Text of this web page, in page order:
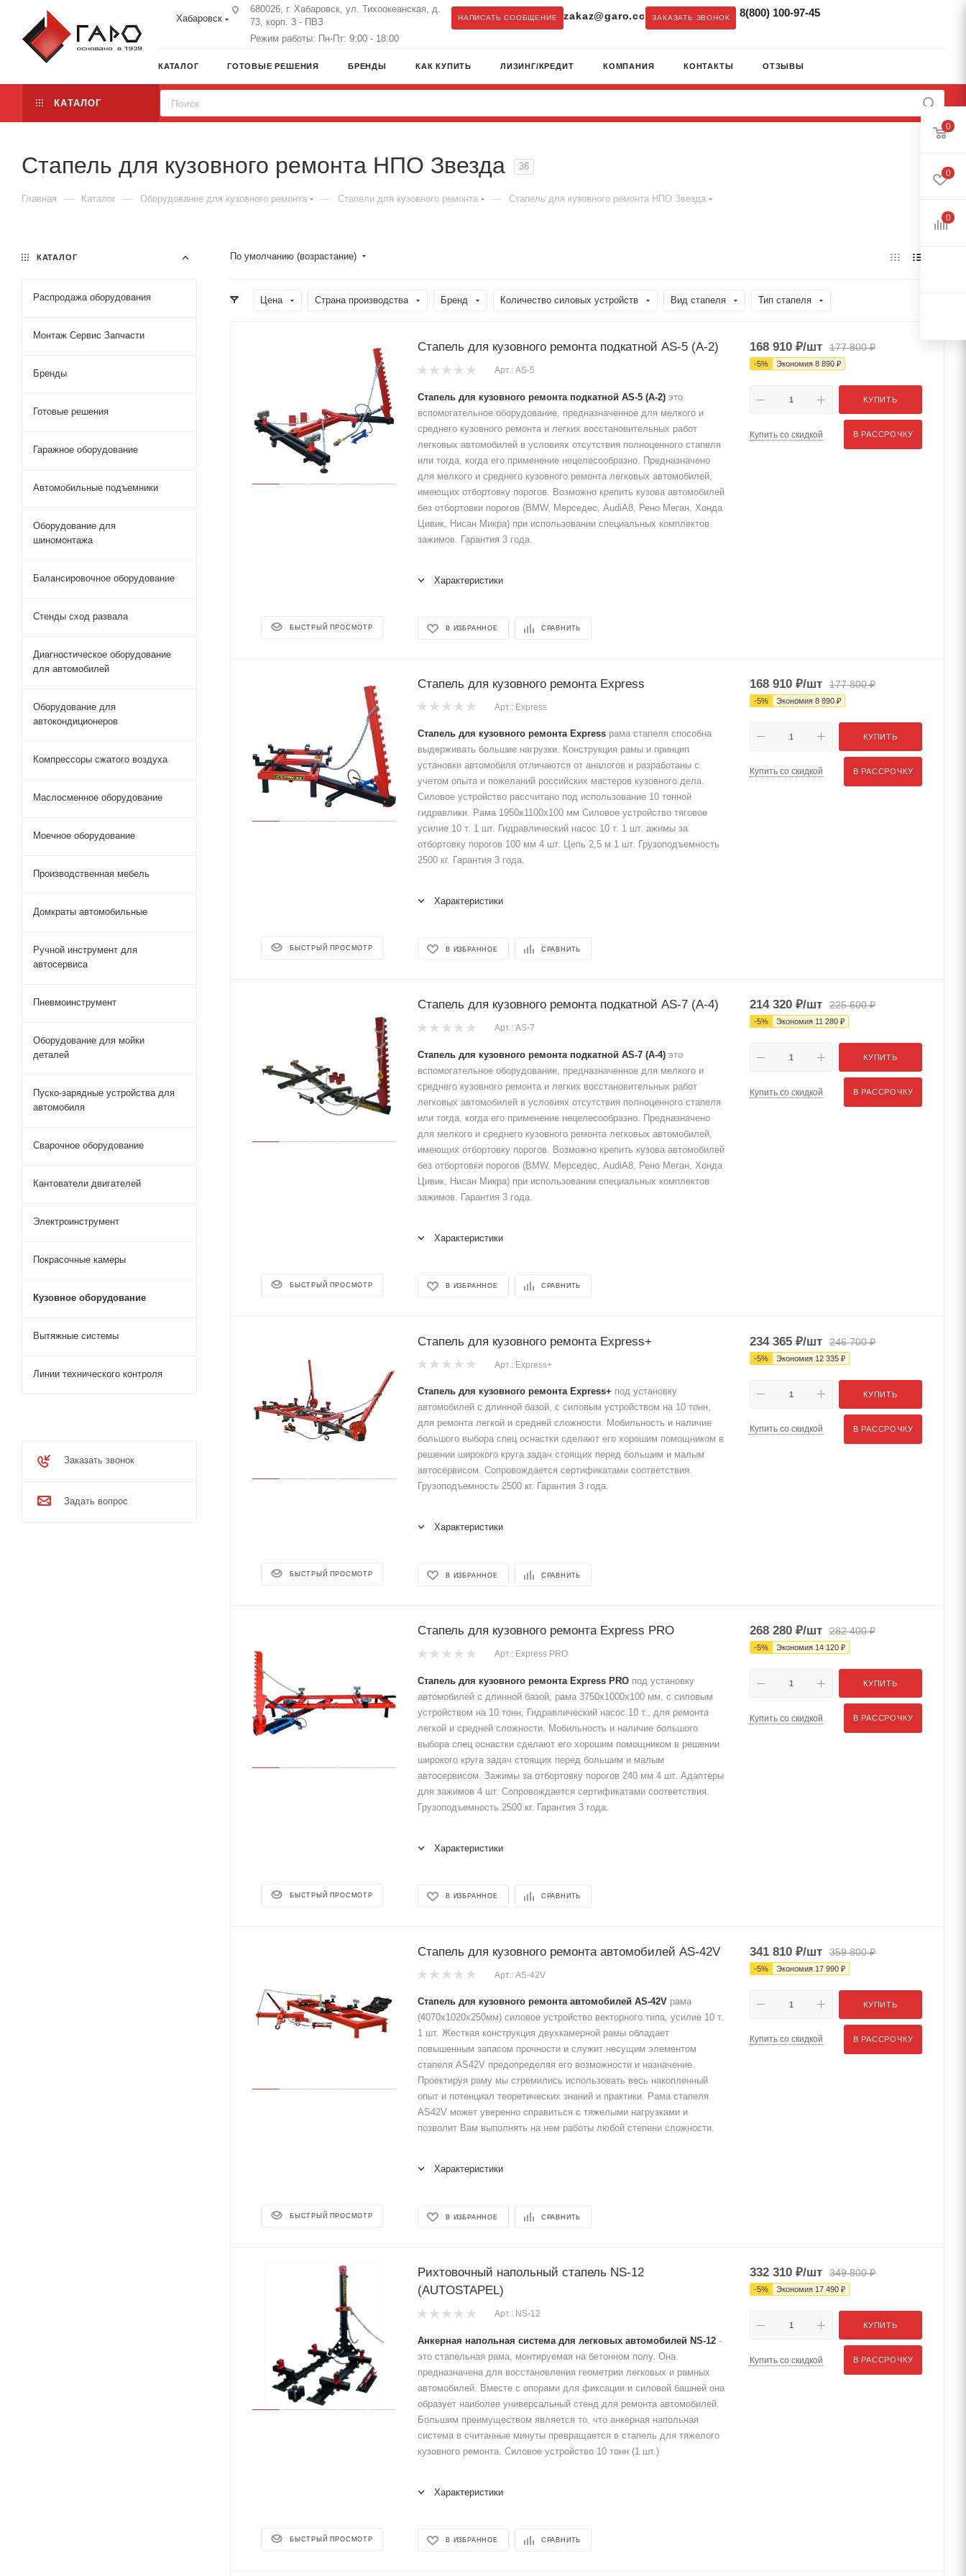
Хабаровск
680026, г. Хабаровск, ул. Тихоокеанская, д.
73, корп. 3 - ПВЗ
Режим работы: Пн-Пт: 9:00 - 18:00
НАПИСАТЬ СООБЩЕНИЕ zakaz@garo.cc ЗАКАЗАТЬ ЗВОНОК 8(800) 100-97-45
КАТАЛОГ ГОТОВЫЕ РЕШЕНИЯ БРЕНДЫ КАК КУПИТЬ ЛИЗИНГ/КРЕДИТ КОМПАНИЯ КОНТАКТЫ ОТЗЫВЫ
КАТАЛОГ
Стапель для кузовного ремонта НПО Звезда 36
Главная — Каталог — Оборудование для кузовного ремонта — Стапели для кузовного ремонта — Стапель для кузовного ремонта НПО Звезда
По умолчанию (возрастание)
Цена Страна производства Бренд Количество силовых устройств Вид стапеля Тип стапеля
БЫСТРЫЙ ПРОСМОТР
Стапель для кузовного ремонта подкатной AS-5 (А-2)
Арт.: AS-5
Стапель для кузовного ремонта подкатной АS-5 (А-2) это
вспомогательное оборудование, предназначенное для мелкого и
среднего кузовного ремонта и легких восстановительных работ
легковых автомобилей в условиях отсутствия полноценного стапеля
или тогда, когда его применение нецелесообразно. Предназначено
для мелкого и среднего кузовного ремонта легковых автомобилей,
имеющих отбортовку порогов. Возможно крепить кузова автомобилей
без отбортовки порогов (BMW, Мерседес, AudiA8, Рено Меган, Хонда
Цивик, Нисан Микра) при использовании специальных комплектов
зажимов. Гарантия 3 года.
Характеристики
В ИЗБРАННОЕ СРАВНИТЬ
168 910 ₽/шт 177 800₽
-5% Экономия 8 890 ₽
КУПИТЬ
Купить со скидкой В РАССРОЧКУ
БЫСТРЫЙ ПРОСМОТР
Стапель для кузовного ремонта Express
Арт.: Express
Стапель для кузовного ремонта Express рама стапеля способна
выдерживать большие нагрузки. Конструкция рамы и принцип
установки автомобиля отличаются от аналогов и разработаны с
учетом опыта и пожеланий российских мастеров кузовного дела.
Силовое устройство рассчитано под использование 10 тонной
гидравлики. Рама 1950х1100х100 мм Силовое устройство тяговое
усилие 10 т. 1 шт. Гидравлический насос 10 т. 1 шт. ажимы за
отбортовку порогов 100 мм 4 шт. Цепь 2,5 м 1 шт. Грузоподъемность
2500 кг. Гарантия 3 года.
Характеристики
В ИЗБРАННОЕ СРАВНИТЬ
168 910 ₽/шт 177 800₽
-5% Экономия 8 890 ₽
КУПИТЬ
Купить со скидкой В РАССРОЧКУ
БЫСТРЫЙ ПРОСМОТР
Стапель для кузовного ремонта подкатной AS-7 (А-4)
Арт.: AS-7
Стапель для кузовного ремонта подкатной АS-7 (А-4) это
вспомогательное оборудование, предназначенное для мелкого и
среднего кузовного ремонта и легких восстановительных работ
легковых автомобилей в условиях отсутствия полноценного стапеля
или тогда, когда его применение нецелесообразно. Предназначено
для мелкого и среднего кузовного ремонта легковых автомобилей,
имеющих отбортовку порогов. Возможно крепить кузова автомобилей
без отбортовки порогов (BMW, Мерседес, AudiA8, Рено Меган, Хонда
Цивик, Нисан Микра) при использовании специальных комплектов
зажимов. Гарантия 3 года.
Характеристики
В ИЗБРАННОЕ СРАВНИТЬ
214 320 ₽/шт 225 600₽
-5% Экономия 11 280 ₽
КУПИТЬ
Купить со скидкой В РАССРОЧКУ
БЫСТРЫЙ ПРОСМОТР
Стапель для кузовного ремонта Express+
Арт.: Express+
Стапель для кузовного ремонта Express+ под установку
автомобилей с длинной базой, с силовым устройством на 10 тонн,
для ремонта легкой и средней сложности. Мобильность и наличие
большого выбора спец оснастки сделают его хорошим помощником в
решении широкого круга задач стоящих перед большим и малым
автосервисом. Сопровождается сертификатами соответствия.
Грузоподъемность 2500 кг. Гарантия 3 года.
Характеристики
В ИЗБРАННОЕ СРАВНИТЬ
234 365 ₽/шт 246 700₽
-5% Экономия 12 335 ₽
КУПИТЬ
Купить со скидкой В РАССРОЧКУ
БЫСТРЫЙ ПРОСМОТР
Стапель для кузовного ремонта Express PRO
Арт.: Express PRO
Стапель для кузовного ремонта Express PRO под установку
автомобилей с длинной базой, рама 3750х1000х100 мм, с силовым
устройством на 10 тонн, Гидравлический насос 10 т., для ремонта
легкой и средней сложности. Мобильность и наличие большого
выбора спец оснастки сделают его хорошим помощником в решении
широкого круга задач стоящих перед большим и малым
автосервисом. Зажимы за отбортовку порогов 240 мм 4 шт. Адаптеры
для зажимов 4 шт. Сопровождается сертификатами соответствия.
Грузоподъемность 2500 кг. Гарантия 3 года.
Характеристики
В ИЗБРАННОЕ СРАВНИТЬ
268 280 ₽/шт 282 400₽
-5% Экономия 14 120 ₽
КУПИТЬ
Купить со скидкой В РАССРОЧКУ
БЫСТРЫЙ ПРОСМОТР
Стапель для кузовного ремонта автомобилей AS-42V
Арт.: AS-42V
Стапель для кузовного ремонта автомобилей AS-42V рама
(4070х1020х250мм) силовое устройство векторного типа, усилие 10 т.
1 шт. Жесткая конструкция двухкамерной рамы обладает
повышенным запасом прочности и служит несущим элементом
стапеля AS42V предопределяя его возможности и назначение.
Проектируя раму мы стремились использовать весь накопленный
опыт и потенциал теоретических знаний и практики. Рама стапеля
AS42V может уверенно справиться с тяжелыми нагрузками и
позволит Вам выполнять на нем работы любой степени сложности.
Характеристики
В ИЗБРАННОЕ СРАВНИТЬ
341 810 ₽/шт 359 800₽
-5% Экономия 17 990 ₽
КУПИТЬ
Купить со скидкой В РАССРОЧКУ
БЫСТРЫЙ ПРОСМОТР
Рихтовочный напольный стапель NS-12
(AUTOSTAPEL)
Арт.: NS-12
Анкерная напольная система для легковых автомобилей NS-12 -
это стапельная рама, монтируемая на бетонном полу. Она
предназначена для восстановления геометрии легковых и рамных
автомобилей. Вместе с опорами для фиксации и силовой башней она
образует наиболее универсальный стенд для ремонта автомобилей.
Большим преимуществом является то, что анкерная напольная
система в считанные минуты превращается в стапель для тяжелого
кузовного ремонта. Силовое устройство 10 тонн (1 шт.)
Характеристики
В ИЗБРАННОЕ СРАВНИТЬ
332 310 ₽/шт 349 800₽
-5% Экономия 17 490 ₽
КУПИТЬ
Купить со скидкой В РАССРОЧКУ
КАТАЛОГ
Распродажа оборудования
Монтаж Сервис Запчасти
Бренды
Готовые решения
Гаражное оборудование
Автомобильные подъемники
Оборудование для
шиномонтажа
Балансировочное оборудование
Стенды сход развала
Диагностическое оборудование
для автомобилей
Оборудование для
автокондиционеров
Компрессоры сжатого воздуха
Маслосменное оборудование
Моечное оборудование
Производственная мебель
Домкраты автомобильные
Ручной инструмент для
автосервиса
Пневмоинструмент
Оборудование для мойки
деталей
Пуско-зарядные устройства для
автомобиля
Сварочное оборудование
Кантователи двигателей
Электроинструмент
Покрасочные камеры
Кузовное оборудование
Вытяжные системы
Линии технического контроля
Заказать звонок
Задать вопрос
0
0
0